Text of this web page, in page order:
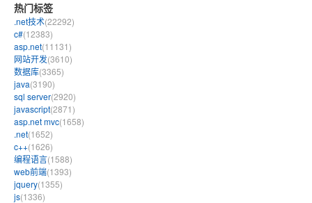
热门标签
.net技术(22292)
c#(12383)
asp.net(11131)
网站开发(3610)
数据库(3365)
java(3190)
sql server(2920)
javascript(2871)
asp.net mvc(1658)
.net(1652)
c++(1626)
编程语言(1588)
web前端(1393)
jquery(1355)
js(1336)